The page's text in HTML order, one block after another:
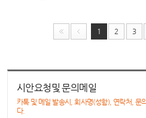
1 2 3
시안요청및 문의메일
카톡 및 메일 발송시, 회사명(성함), 연락처, 문
다.